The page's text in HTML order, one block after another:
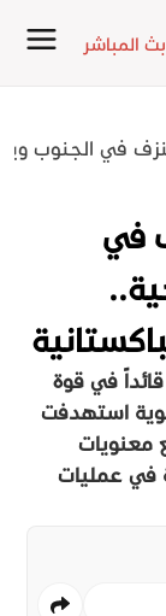
بث المباشر
في الجنوب
في
قائداً في قوة
جوية استهدفت
معنويات
في عمليات